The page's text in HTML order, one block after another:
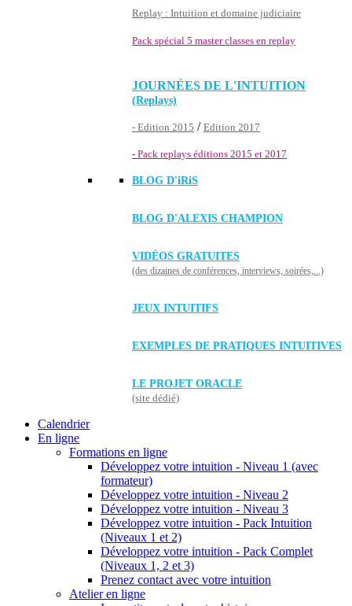
Replay : Intuition et domaine judiciaire
Pack spécial 5 master classes en replay
JOURNÉES DE L'INTUITION
(Replays)
- Edition 2015 / Edition 2017
- Pack replays éditions 2015 et 2017
BLOG D'iRiS
BLOG D'ALEXIS CHAMPION
VIDÉOS GRATUITES
(des dizaines de conférences, interviews, soirées,...)
JEUX INTUITIFS
EXEMPLES DE PRATIQUES INTUITIVES
LE PROJET ORACLE
(site dédié)
Calendrier
En ligne
Formations en ligne
Développez votre intuition - Niveau 1 (avec
formateur)
Développez votre intuition - Niveau 2
Développez votre intuition - Niveau 3
Développez votre intuition - Pack Intuition
(Niveaux 1 et 2)
Développez votre intuition - Pack Complet
(Niveaux 1, 2 et 3)
Prenez contact avec votre intuition
Atelier en ligne